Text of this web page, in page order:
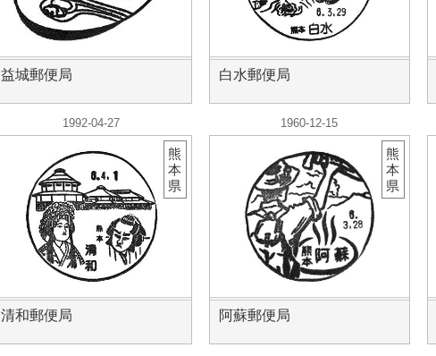
益城郵便局 白水郵便局
1992-04-27
清和郵便局
熊
本
県
1960-12-15
阿蘇郵便局
熊
本
県